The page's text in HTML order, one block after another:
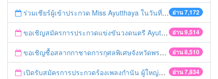
อ่าน 7,172
ร่วมเชียร์ผู้เข้าประกวด Miss Ayutthaya ในวันที่ 15 ธันวาคม 2560
อ่าน 9,514
ขอเชิญสมัครการประกวดแข่งขันวงดนตรี Ayutthaya battle of the bands
อ่าน 8,510
ขอเชิญซื้อสลากกาชาดการกุศลพิเศษจังหวัดพระนครศรีอยุธยา 2560
อ่าน 7,834
เปิดรับสมัครการประกวดร้องเพลงกำนัน ผู้ใหญ่บ้าน ฯลฯ